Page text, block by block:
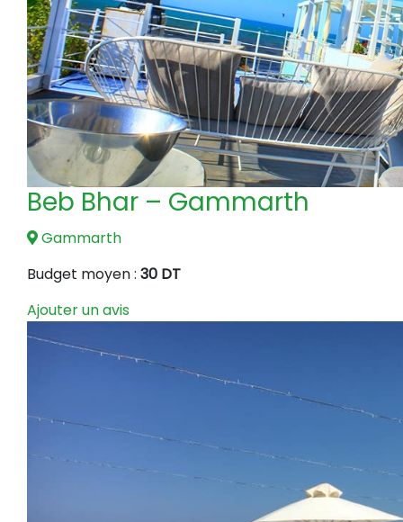
Beb Bhar – Gammarth
Gammarth
Budget moyen : 30 DT
Ajouter un avis